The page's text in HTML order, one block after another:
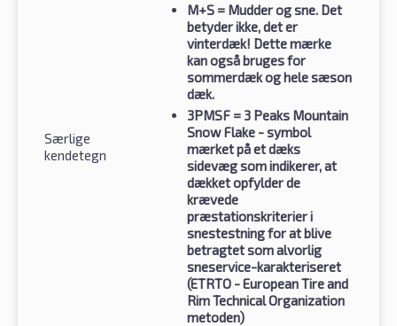
Særlige
kendetegn
M+S = Mudder og sne. Det
betyder ikke, det er
vinterdæk! Dette mærke
kan også bruges for
sommerdæk og hele sæson
dæk.
3PMSF = 3 Peaks Mountain
Snow Flake - symbol
mærket på et dæks
sidevæg som indikerer, at
dækket opfylder de
krævede
præstationskriterier i
snestestning for at blive
betragtet som alvorlig
sneservice-karakteriseret
(ETRTO - European Tire and
Rim Technical Organization
metoden)